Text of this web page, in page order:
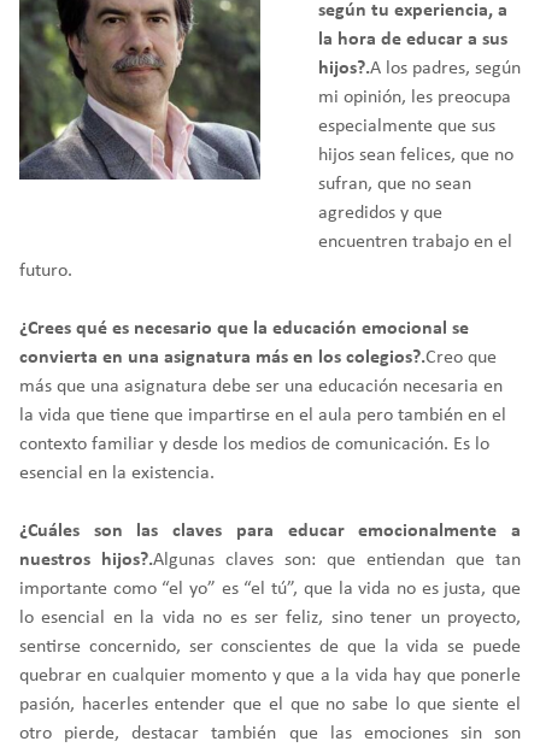
según tu experiencia, a
la hora de educar a sus
hijos?.A los padres, según
mi opinión, les preocupa
especialmente que sus
hijos sean felices, que no
sufran, que no sean
agredidos y que
encuentren trabajo en el
futuro.
¿Crees qué es necesario que la educación emocional se
convierta en una asignatura más en los colegios?.Creo que
más que una asignatura debe ser una educación necesaria en
la vida que tiene que impartirse en el aula pero también en el
contexto familiar y desde los medios de comunicación. Es lo
esencial en la existencia.
¿Cuáles son las claves para educar emocionalmente a
nuestros hijos?.Algunas claves son: que entiendan que tan
importante como “el yo” es “el tú”, que la vida no es justa, que
lo esencial en la vida no es ser feliz, sino tener un proyecto,
sentirse concernido, ser conscientes de que la vida se puede
quebrar en cualquier momento y que a la vida hay que ponerle
pasión, hacerles entender que el que no sabe lo que siente el
otro pierde, destacar también que las emociones sin son